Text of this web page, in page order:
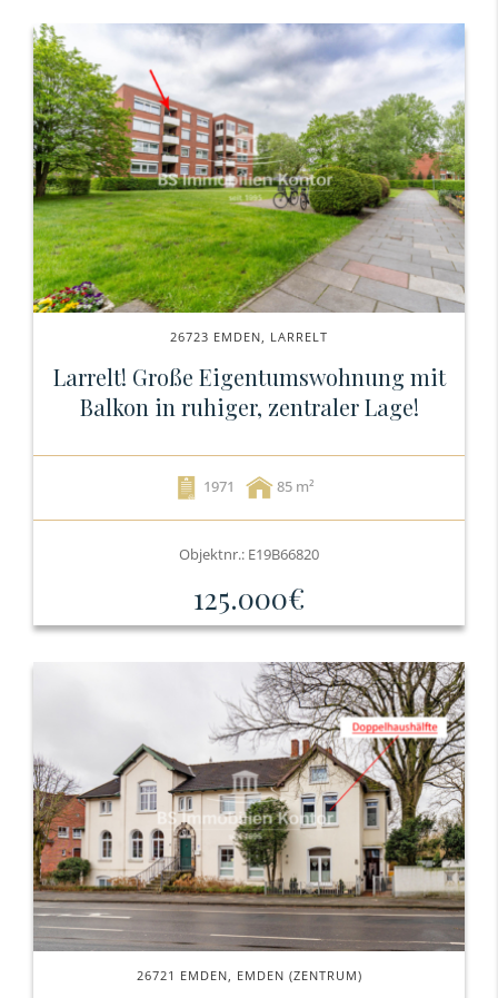
26723 EMDEN, LARRELT
Larrelt! Große Eigentumswohnung mit
Balkon in ruhiger, zentraler Lage!
1971 85
Objektnr.: E19B66820
125.000€
26721 EMDEN, EMDEN (ZENTRUM)